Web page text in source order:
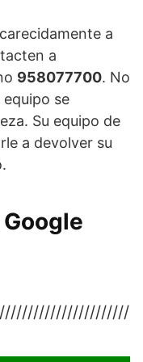
a
a
958077700. No
se
Su equipo de
a devolver su